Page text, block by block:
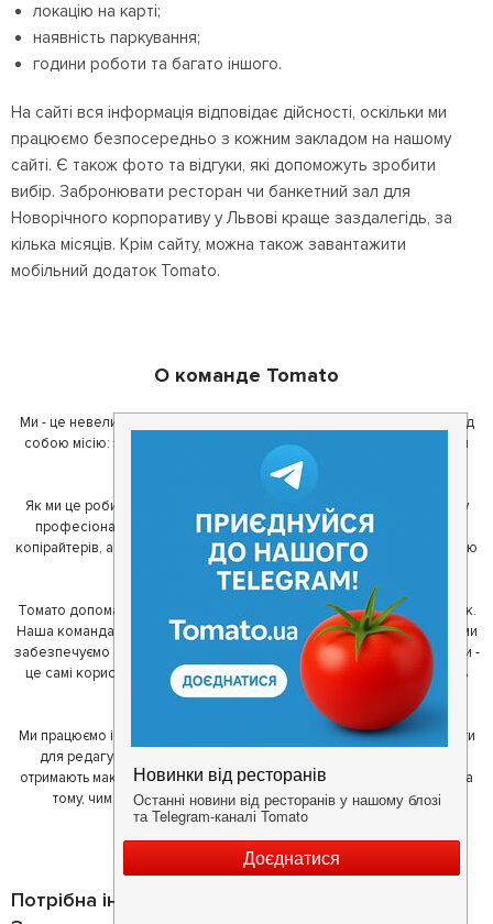
локацію на карті;
наявність паркування;
години роботи та багато іншого.
На сайті вся інформація відповідає дійсності, оскільки ми
працюємо безпосередньо з кожним закладом на нашому
сайті. Є також фото та відгуки, які допоможуть зробити
вибір. Забронювати ресторан чи банкетний зал для
Новорічного корпоративу у Львові краще заздалегідь, за
кілька місяців. Крім сайту, можна також завантажити
мобільний додаток Tomato.
О команде Tomato
Ми - це невелика команда ентузіастів з України. Ми поставили перед
собою місію: зробити так, щоб де б в Україні ви не знаходилися, ви
завжди могли смачно поїсти.
Як ми це робимо? Для початку, ми зібрали приголомшливу команду
професіоналів - фахівців з дизайну, програмування, маркетингу,
копірайтерів, а за сумісництвом - любителів гарної їжі. З їх допомогою
ми створили Томато.
Томато допомагає своїм користувачам знайти цікаві місця неподалік.
Наша команда регулярно зв'язується з ресторанами - таким чином ми
забезпечуємо актуальність інформації. Друга частина нашої команди -
це самі користувачі, які діляться своїми враженнями і допомагають
один одному у виборі кращих місць.
Ми працюємо і з ресторанами. Для них ми надаємо зручні інструменти
для редагування інформації про себе - в результаті відвідувачі
отримають максимум інформації, а ресторан зможе зосередитися на
тому, чим він любить займатися більше всього - смачній їжі.
Потрібна інформація про заклад?